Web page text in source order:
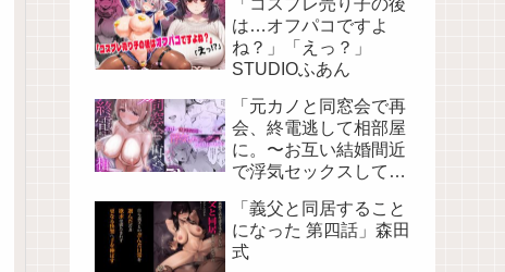
は…オフパコですよ
ね？」「えっ？」
STUDIOふあん
「元カノと同窓会で再
会、終電逃して相部屋
に。〜お互い結婚間近
で浮気セックスしてし
プリン
「義父と同居すること
になった 第四話」森田
式